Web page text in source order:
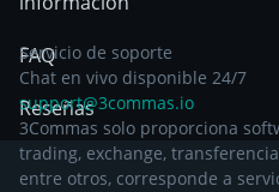
FAQ
Reseñas
Servicio de soporte
Chat en vivo disponible 24/7
support@3commas.io
3Commas solo proporciona
trading, exchange,
entre otros, corresponde a